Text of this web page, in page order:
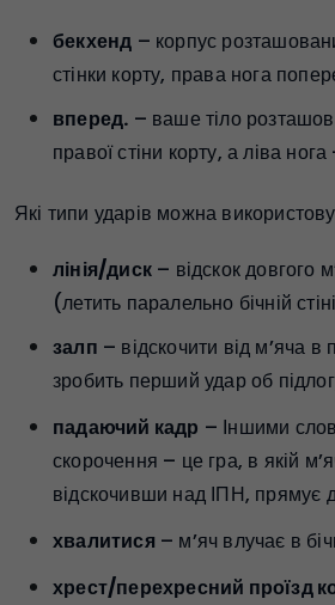
бекхенд – корпус
стінки корту, права нога
вперед. – ваше тіло
правої стіни корту, а ліва
Які типи ударів можна
лінія/диск – відскок довгого
(летить паралельно бічній
залп – відскочити від м’яча в
зробить перший удар об
падаючий кадр – Іншими
скорочення – це гра, в якій
відскочивши над ІПН, прямує
хвалитися – м’яч влучає в
хрест/перехресний проїзд